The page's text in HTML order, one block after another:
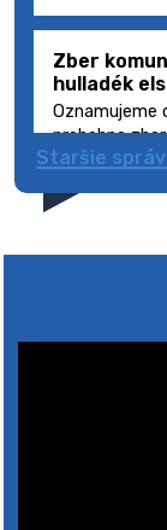
Zber
hulladék
prebehne
obyvateľov,
5. augusta
Staršie